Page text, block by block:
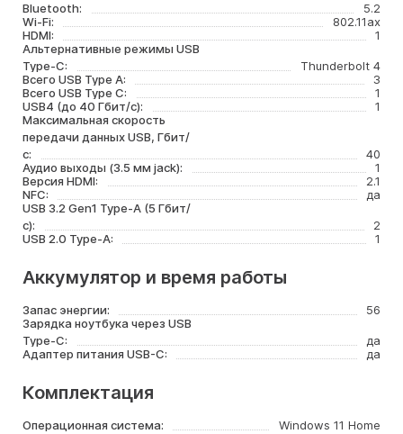
Bluetooth:
5.2
Wi-Fi:
802.11ax
HDMI:
1
Альтернативные режимы USB
Type-C:
Thunderbolt 4
Всего USB Type A:
3
Всего USB Type C:
1
USB4 (до 40 Гбит/с):
1
Максимальная скорость
передачи данных USB, Гбит/
с:
40
Аудио выходы (3.5 мм jack):
1
Версия HDMI:
2.1
NFC:
да
USB 3.2 Gen1 Type-A (5 Гбит/
с):
2
USB 2.0 Type-A:
1
Аккумулятор и время работы
Запас энергии:
56
Зарядка ноутбука через USB
Type-C:
да
Адаптер питания USB-C:
да
Комплектация
Операционная система: Windows 11 Home